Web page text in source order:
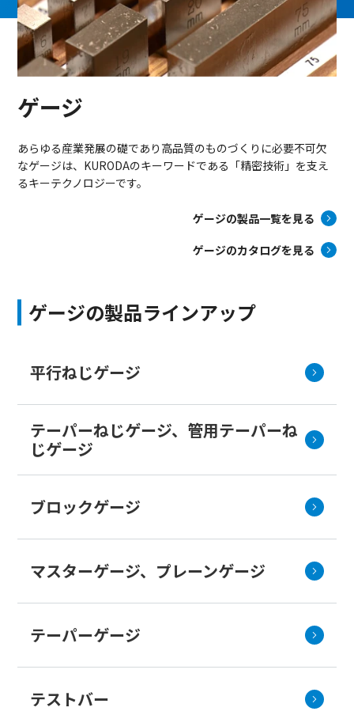
ゲージ
あらゆる産業発展の礎であり高品質のものづくりに必要不可欠
なゲージは、KURODAのキーワードである「精密技術」を支え
るキーテクノロジーです。
ゲージの製品一覧を見る
ゲージのカタログを見る
ゲージの製品ラインアップ
平行ねじゲージ
テーパーねじゲージ、管用テーパーね
じゲージ
ブロックゲージ
マスターゲージ、プレーンゲージ
テーパーゲージ
テストバー